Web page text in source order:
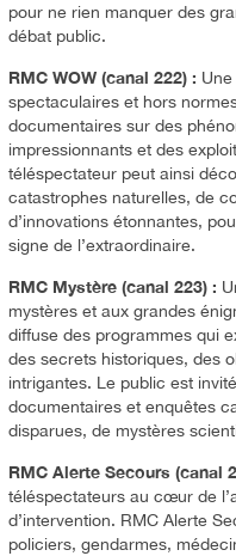
pour ne rien manquer des
débat public.
RMC WOW (canal 222) :
spectaculaires et hors
documentaires sur des
impressionnants et des
téléspectateur peut ainsi
catastrophes naturelles, de
d’innovations étonnantes,
signe de l’extraordinaire.
RMC Mystère (canal 223) :
mystères et aux grandes
diffuse des programmes qui
des secrets historiques, des
intrigantes. Le public est
documentaires et enquêtes
disparues, de mystères
RMC Alerte Secours (canal
téléspectateurs au cœur de
d’intervention. RMC Alerte
policiers, gendarmes,